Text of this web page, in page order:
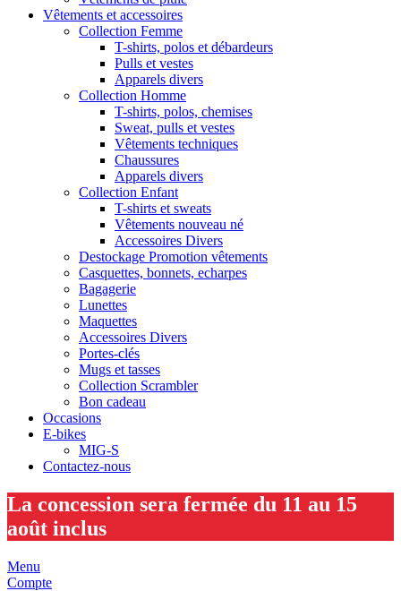
Vêtements et accessoires
Collection Femme
T-shirts, polos et débardeurs
Pulls et vestes
Apparels divers
Collection Homme
T-shirts, polos, chemises
Sweat, pulls et vestes
Vêtements techniques
Chaussures
Apparels divers
Collection Enfant
T-shirts et sweats
Vêtements nouveau né
Accessoires Divers
Destockage Promotion vêtements
Casquettes, bonnets, echarpes
Bagagerie
Lunettes
Maquettes
Accessoires Divers
Portes-clés
Mugs et tasses
Collection Scrambler
Bon cadeau
Occasions
E-bikes
MIG-S
Contactez-nous
La concession sera fermée du 11 au 15
août inclus
Menu
Compte